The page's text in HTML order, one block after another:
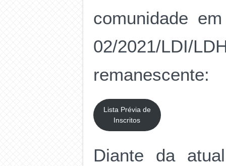
comunidade
02/2021/LDI/
remanescente:
Lista Prévia de
Inscritos
Diante da